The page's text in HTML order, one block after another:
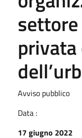
privata
Avviso pubblico
Data :
17 giugno 2022